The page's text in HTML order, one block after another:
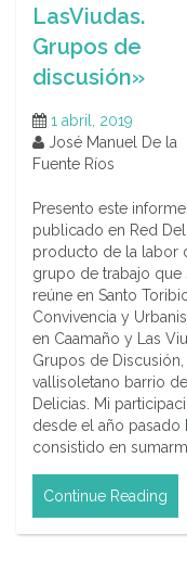
LasViudas.
Grupos de
discusión»
1 abril, 2019
José Manuel De la
Fuente Ríos
Presento este
publicado en Red
producto de la labor
grupo de trabajo que
reúne en Santo
Convivencia y
en Caamaño y Las
Grupos de Discusión,
vallisoletano barrio de
Delicias. Mi
desde el año pasado
consistido en
Continue Reading